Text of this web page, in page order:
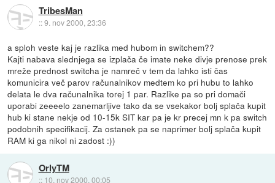
TribesMan
::9. nov 2000, 23:36
a sploh veste kaj je razlika med hubom in switchem??
Kajti nabava slednjega se izplača če imate neke divje prenose prek
mreže prednost switcha je namreč v tem da lahko isti čas
komunicira več parov računalnikov medtem ko pri hubu to lahko
delata le dva računalnika torej 1 par. Razlike pa so pri domači
uporabi zeeeelo zanemarljive tako da se vsekakor bolj splača kupit
hub ki stane nekje od 10-15k SIT kar pa je kr precej mn k pa switch
podobnih specifikacij. Za ostanek pa se naprimer bolj splača kupit
RAM ki ga nikol ni zadost :))
OrlyTM
:: 10. nov 2000, 00:05